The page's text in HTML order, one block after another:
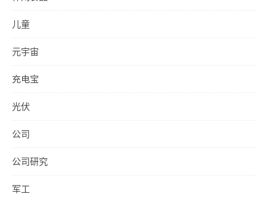
儿童
元宇宙
充电宝
光伏
公司
公司研究
军工